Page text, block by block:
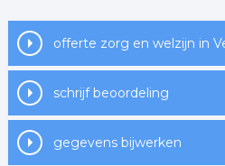
offerte zorg en welzijn in
schrijf beoordeling
gegevens bijwerken